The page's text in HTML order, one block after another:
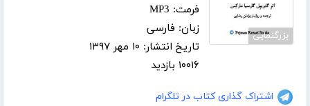
بزرگنمایی
فرمت: MP3
زبان: فارسی
تاریخ انتشار: ۱۰ مهر ۱۳۹۷
۱۰۰۱۶ بازدید
اشتراک گذاری کتاب در تلگرام